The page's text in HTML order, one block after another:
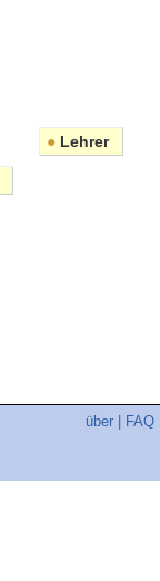
● Lehrer
über FAQ